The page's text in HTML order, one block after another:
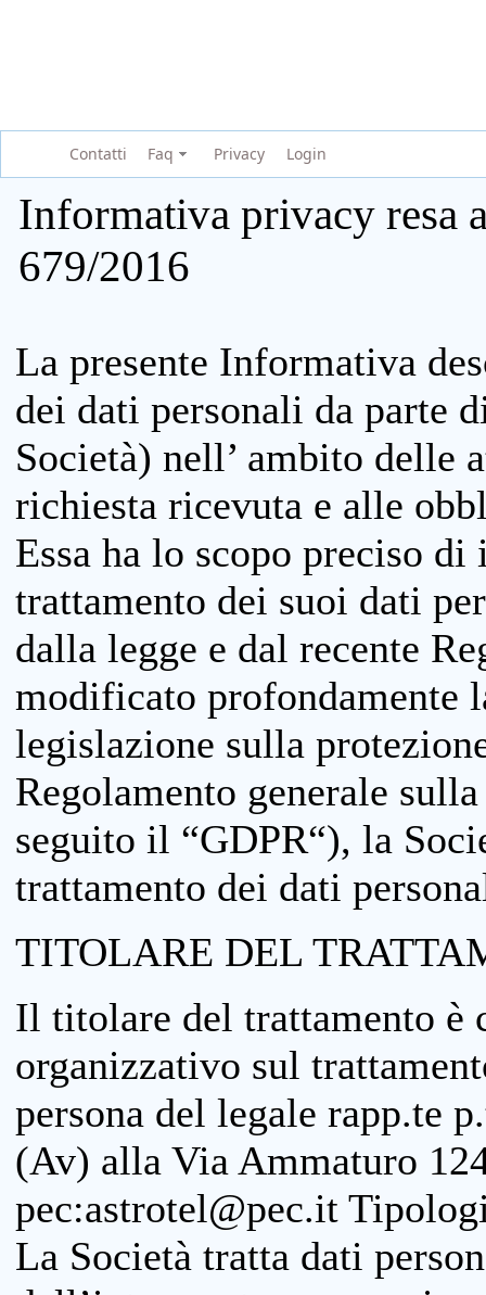
Contatti Faq Privacy Login
Informativa privacy resa
679/2016
La presente Informativa
dei dati personali da parte
Società) nell’ ambito delle
richiesta ricevuta e alle
Essa ha lo scopo preciso
trattamento dei suoi dati
dalla legge e dal recente
modificato profondamente
legislazione sulla
Regolamento generale
seguito il “GDPR“), la
trattamento dei dati
TITOLARE DEL
Il titolare del trattamento è
organizzativo sul
persona del legale rapp.te
(Av) alla Via Ammaturo
pec:astrotel@pec.it
La Società tratta dati